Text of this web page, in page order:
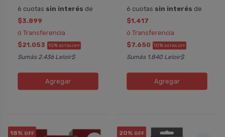
6 cuotas sin interés de
$3.899
ó Transferencia
$21.053 10% EXTRA OFF
Sumás 2.436 Leloir$
Agregar
6 cuotas sin interés de
$1.417
ó Transferencia
$7.650 10% EXTRA OFF
Sumás 1.840 Leloir$
Agregar
18% OFF 20% OFF